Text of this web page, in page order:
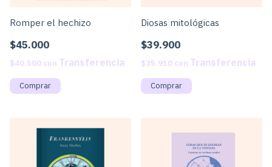
Romper el hechizo
$45.000
$40.500 con
Diosas mitológicas
$39.900
$35.910 con